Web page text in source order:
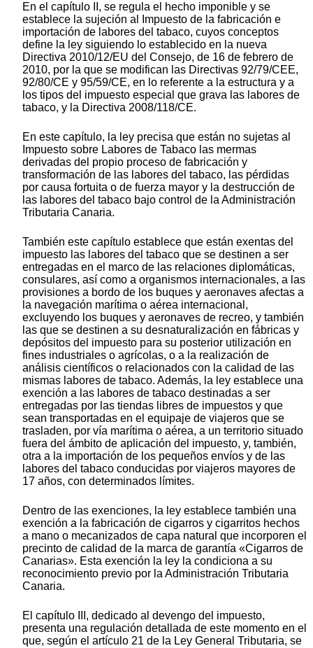
En el capítulo II, se regula el hecho imponible y se
establece la sujeción al Impuesto de la fabricación e
importación de labores del tabaco, cuyos conceptos
define la ley siguiendo lo establecido en la nueva
Directiva 2010/12/EU del Consejo, de 16 de febrero de
2010, por la que se modifican las Directivas 92/79/CEE,
92/80/CE y 95/59/CE, en lo referente a la estructura y a
los tipos del impuesto especial que grava las labores de
tabaco, y la Directiva 2008/118/CE.
En este capítulo, la ley precisa que están no sujetas al
Impuesto sobre Labores de Tabaco las mermas
derivadas del propio proceso de fabricación y
transformación de las labores del tabaco, las pérdidas
por causa fortuita o de fuerza mayor y la destrucción de
las labores del tabaco bajo control de la Administración
Tributaria Canaria.
También este capítulo establece que están exentas del
impuesto las labores del tabaco que se destinen a ser
entregadas en el marco de las relaciones diplomáticas,
consulares, así como a organismos internacionales, a las
provisiones a bordo de los buques y aeronaves afectas a
la navegación marítima o aérea internacional,
excluyendo los buques y aeronaves de recreo, y también
las que se destinen a su desnaturalización en fábricas y
depósitos del impuesto para su posterior utilización en
fines industriales o agrícolas, o a la realización de
análisis científicos o relacionados con la calidad de las
mismas labores de tabaco. Además, la ley establece una
exención a las labores de tabaco destinadas a ser
entregadas por las tiendas libres de impuestos y que
sean transportadas en el equipaje de viajeros que se
trasladen, por vía marítima o aérea, a un territorio situado
fuera del ámbito de aplicación del impuesto, y, también,
otra a la importación de los pequeños envíos y de las
labores del tabaco conducidas por viajeros mayores de
17 años, con determinados límites.
Dentro de las exenciones, la ley establece también una
exención a la fabricación de cigarros y cigarritos hechos
a mano o mecanizados de capa natural que incorporen el
precinto de calidad de la marca de garantía «Cigarros de
Canarias». Esta exención la ley la condiciona a su
reconocimiento previo por la Administración Tributaria
Canaria.
El capítulo III, dedicado al devengo del impuesto,
presenta una regulación detallada de este momento en el
que, según el artículo 21 de la Ley General Tributaria, se